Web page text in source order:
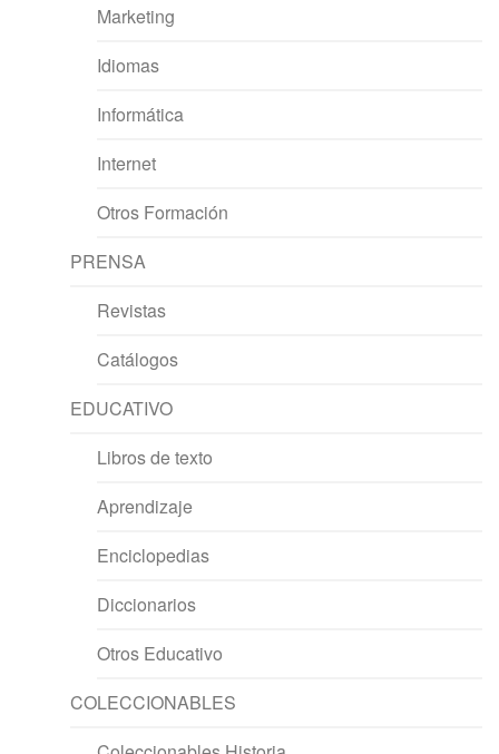
Marketing
Idiomas
Informática
Internet
Otros Formación
PRENSA
Revistas
Catálogos
EDUCATIVO
Libros de texto
Aprendizaje
Enciclopedias
Diccionarios
Otros Educativo
COLECCIONABLES